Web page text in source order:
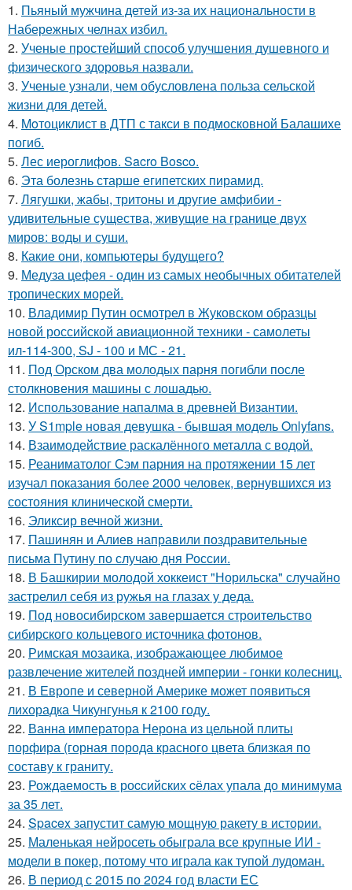
1. Пьяный мужчина детей из-за их национальности в
Набережных челнах избил.
2. Ученые простейший способ улучшения душевного и
физического здоровья назвали.
3. Ученые узнали, чем обусловлена польза сельской
жизни для детей.
4. Moтоциклист в ДТП с такси в подмосковной Балашихе
погиб.
5. Лес иероглифов. Sacro Bosco.
6. Эта болезнь старше египетских пирамид.
7. Лягушки, жабы, тритоны и другие амфибии -
удивительные существа, живущие на границе двух
миров: воды и суши.
8. Какие они, компьютеры будущего?
9. Медуза цефея - один из самых необычных обитателей
тропических морей.
10. Владимир Путин осмотрел в Жуковском образцы
новой российской авиационной техники - самолеты
ил-114-300, SJ - 100 и МС - 21.
11. Под Орском два молодых парня погибли после
столкновения машины с лошадью.
12. Использование напалма в древней Византии.
13. У S1mple новая девушка - бывшая модель Onlyfans.
14. Взаимодействие раскалённого металла с водой.
15. Реаниматолог Сэм парния на протяжении 15 лет
изучал показания более 2000 человек, вернувшихся из
состояния клинической смерти.
16. Эликсир вечной жизни.
17. Пашинян и Алиев направили поздравительные
письма Путину по случаю дня России.
18. В Башкирии молодой хоккеист "Норильска" случайно
застрелил себя из ружья на глазах у деда.
19. Под новосибирском завершается строительство
сибирского кольцевого источника фотонов.
20. Римская мозаика, изображающее любимое
развлечение жителей поздней империи - гонки колесниц.
21. В Европе и северной Америке может появиться
лихорадка Чикунгунья к 2100 году.
22. Ванна императора Нерона из цельной плиты
порфира (горная порода красного цвета близкая по
составу к граниту.
23. Рождаемость в роcсийских cёлах упала до минимума
за 35 лет.
24. Spacex запустит самую мощную ракету в истории.
25. Маленькая нейросеть обыграла все крупные ИИ -
модели в покер, потому что играла как тупой лудоман.
26. В период с 2015 по 2024 год власти ЕС